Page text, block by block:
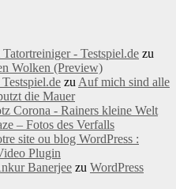
- Testspiel.de zu
Wolken (Preview)
zu Auf mich sind alle
die Mauer
Corona - Rainers kleine Welt
– Fotos des Verfalls
site ou blog WordPress :
Plugin
Banerjee zu WordPress